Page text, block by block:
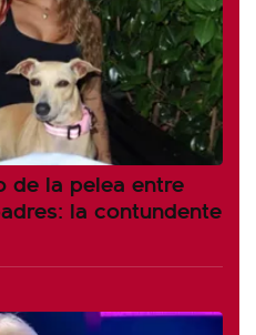
de la pelea entre
la contundente